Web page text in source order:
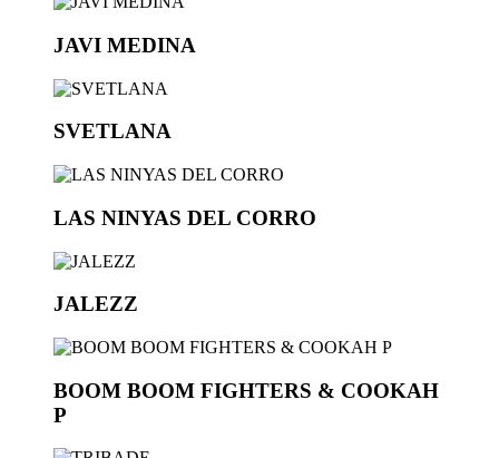
JAVI MEDINA
SVETLANA
LAS NINYAS DEL CORRO
JALEZZ
BOOM BOOM FIGHTERS & COOKAH
P